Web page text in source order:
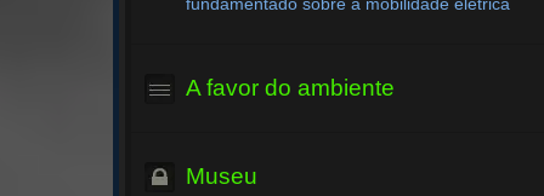
A favor do ambiente
Museu